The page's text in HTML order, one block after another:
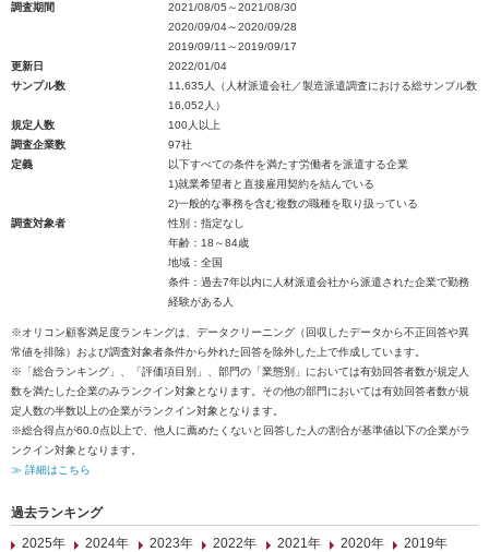
調査期間
2021/08/05～2021/08/30
2020/09/04～2020/09/28
2019/09/11～2019/09/17
更新日
2022/01/04
サンプル数
11,635人（人材派遣会社／製造派遣調査における総サンプル数
16,052人）
規定人数
100人以上
調査企業数
97社
定義
以下すべての条件を満たす労働者を派遣する企業
1)就業希望者と直接雇用契約を結んでいる
2)一般的な事務を含む複数の職種を取り扱っている
調査対象者
性別：指定なし
年齢：18～84歳
地域：全国
条件：過去7年以内に人材派遣会社から派遣された企業で勤務
経験がある人
※オリコン顧客満足度ランキングは、データクリーニング（回収したデータから不正回答や異
常値を排除）および調査対象者条件から外れた回答を除外した上で作成しています。
※「総合ランキング」、「評価項目別」、部門の「業態別」においては有効回答者数が規定人
数を満たした企業のみランクイン対象となります。その他の部門においては有効回答者数が規
定人数の半数以上の企業がランクイン対象となります。
※総合得点が60.0点以上で、他人に薦めたくないと回答した人の割合が基準値以下の企業がラ
ンクイン対象となります。
≫ 詳細はこちら
過去ランキング
2025年
2024年 2023年 2022年 2021年 2020年
2019年